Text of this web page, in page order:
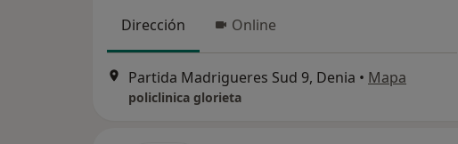
Dirección Online
Partida Madrigueres Sud 9, Denia • Mapa
policlinica glorieta